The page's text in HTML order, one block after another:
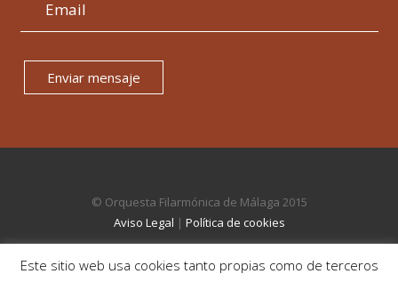
Enviar mensaje
© Orquesta Filarmónica de Málaga 2015
Aviso Legal | Política de cookies
Este sitio web usa cookies tanto propias como de terceros